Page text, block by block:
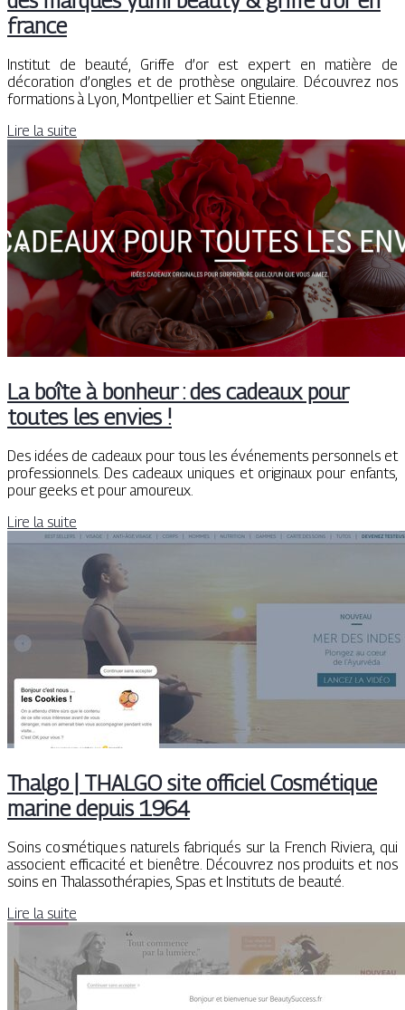
france
Institut de beauté, Griffe d’or est expert en matière de
décoration d’ongles et de prothèse ongulaire. Découvrez nos
formations à Lyon, Montpellier et Saint Etienne.
Lire la suite
La boîte à bonheur : des cadeaux pour
toutes les envies !
Des idées de cadeaux pour tous les événements personnels et
professionnels. Des cadeaux uniques et originaux pour enfants,
pour geeks et pour amoureux.
Lire la suite
Thalgo | THALGO site officiel Cosmétique
marine depuis 1964
Soins cosmétiques naturels fabriqués sur la French Riviera, qui
associent efficacité et bienêtre. Découvrez nos produits et nos
soins en Thalassothérapies, Spas et Instituts de beauté.
Lire la suite